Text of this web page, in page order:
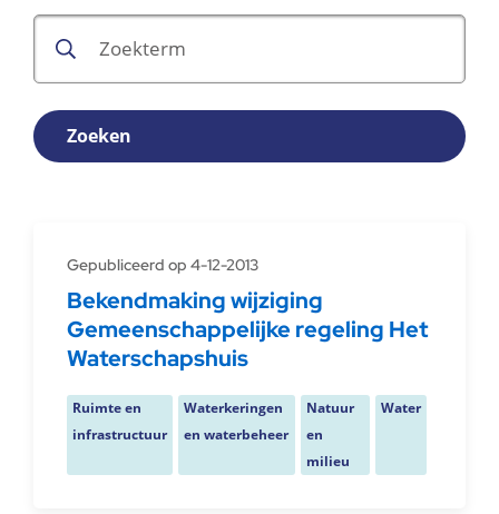
Zoeken
Bekendmaking wijziging
Gemeenschappelijke regeling Het
Waterschapshuis
Gepubliceerd op 4-12-2013
Ruimte en
infrastructuur
Waterkeringen
en waterbeheer
Natuur
en
milieu
Water